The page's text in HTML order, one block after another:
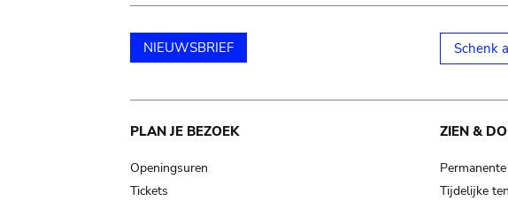
NIEUWSBRIEF Schenk
Main
navigation
PLAN JE BEZOEK
Openingsuren
Tickets
ZIEN &
Tijdelijke